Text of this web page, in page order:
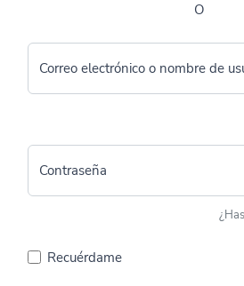
O
Correo electrónico o nombre de
Contraseña
Recuérdame